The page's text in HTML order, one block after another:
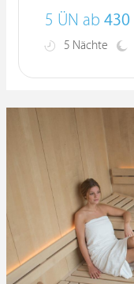
5 ÜN ab 430
5 Nächte